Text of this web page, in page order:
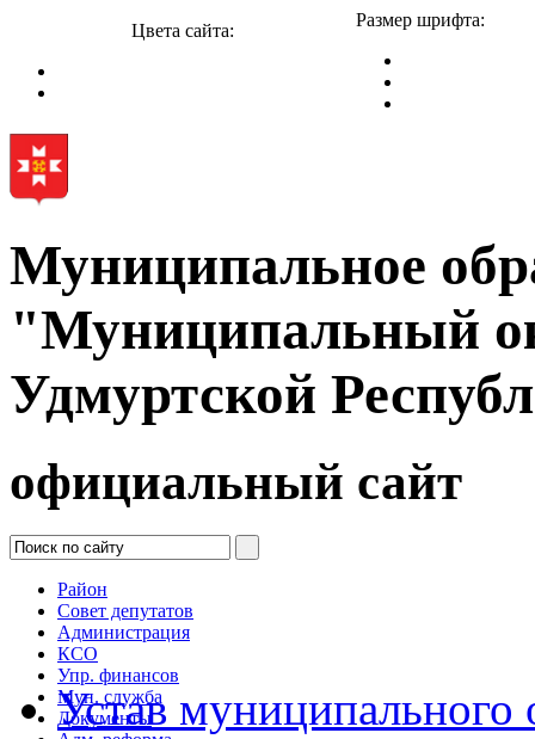
Цвета сайта:
Размер шрифта:
Муниципальное
"Муниципальный
Удмуртской
официальный сайт
Район
Совет депутатов
Администрация
КСО
Упр. финансов
Мун. служба
Документы
Устав